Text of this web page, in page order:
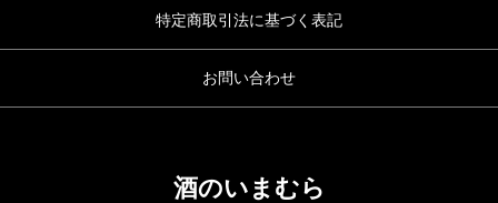
特定商取引法に基づく表記
お問い合わせ
酒のいまむら